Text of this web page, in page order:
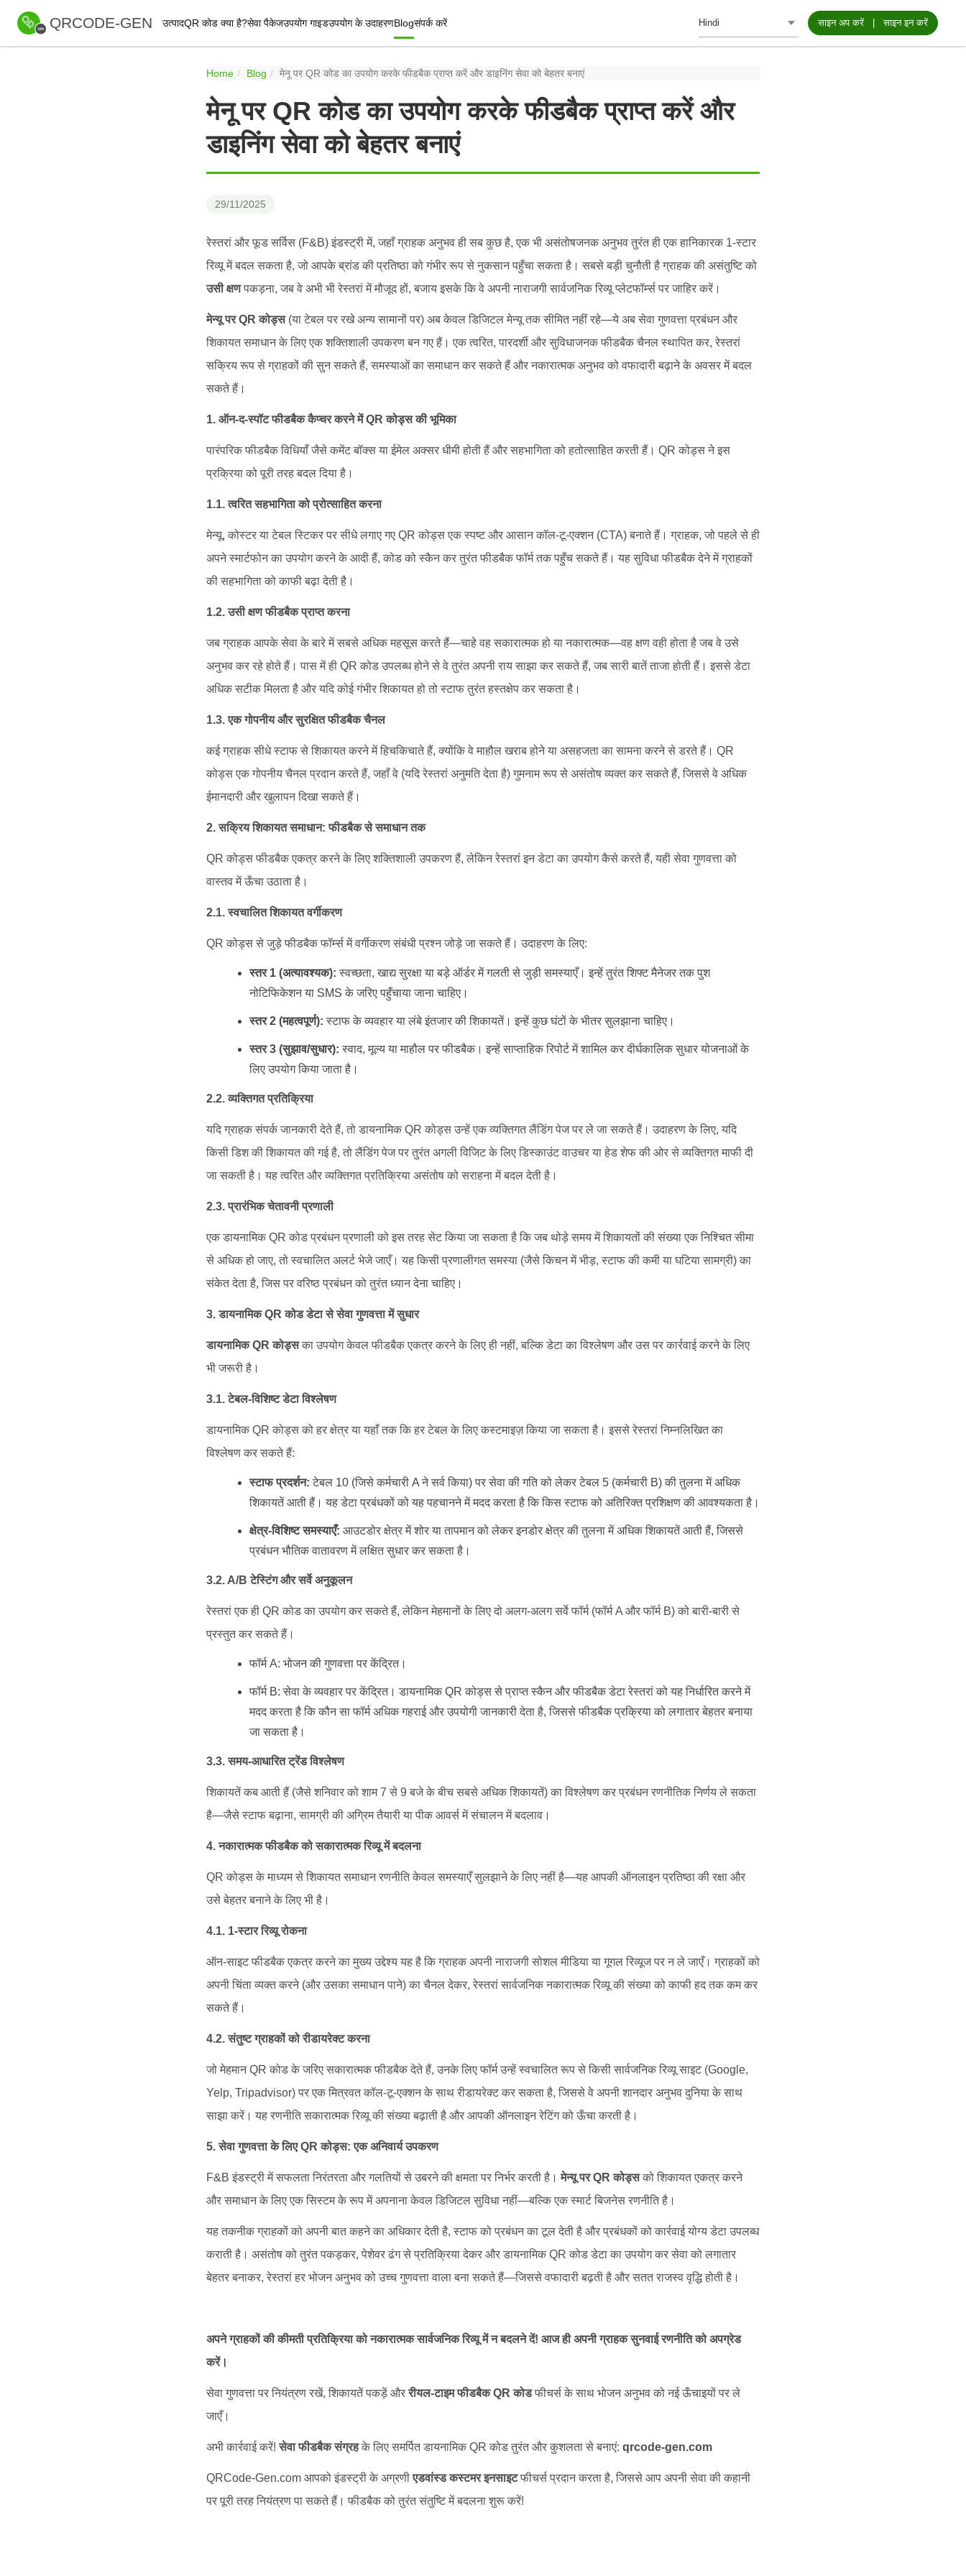
QRCODE-GEN उत्पादQR कोड क्या है?सेवा पैकेजउपयोग गाइडउपयोग के उदाहरणBlogसंपर्क करें साइन अप करें |साइन इन करें
Home Blog मेनू पर QR कोड का उपयोग करके फीडबैक प्राप्त करें और डाइनिंग सेवा को बेहतर बनाएं
मेनू पर QR कोड का उपयोग करके फीडबैक प्राप्त करें और
डाइनिंग सेवा को बेहतर बनाएं
29/11/2025
रेस्तरां और फूड सर्विस (F&B) इंडस्ट्री में, जहाँ ग्राहक अनुभव ही सब कुछ है, एक भी असंतोषजनक अनुभव तुरंत ही एक हानिकारक 1-स्टार
रिव्यू में बदल सकता है, जो आपके ब्रांड की प्रतिष्ठा को गंभीर रूप से नुकसान पहुँचा सकता है। सबसे बड़ी चुनौती है ग्राहक की असंतुष्टि को
उसी क्षणपकड़ना, जब वे अभी भी रेस्तरां में मौजूद हों, बजाय इसके कि वे अपनी नाराजगी सार्वजनिक रिव्यू प्लेटफॉर्म्स पर जाहिर करें।
मेन्यू पर QR कोड्स(या टेबल पर रखे अन्य सामानों पर) अब केवल डिजिटल मेन्यू तक सीमित नहीं रहे—ये अब सेवा गुणवत्ता प्रबंधन और
शिकायत समाधान के लिए एक शक्तिशाली उपकरण बन गए हैं। एक त्वरित, पारदर्शी और सुविधाजनक फीडबैक चैनल स्थापित कर, रेस्तरां
सक्रिय रूप से ग्राहकों की सुन सकते हैं, समस्याओं का समाधान कर सकते हैं और नकारात्मक अनुभव को वफादारी बढ़ाने के अवसर में बदल
सकते हैं।
1. ऑन-द-स्पॉट फीडबैक कैप्चर करने में QR कोड्स की भूमिका
पारंपरिक फीडबैक विधियाँ जैसे कमेंट बॉक्स या ईमेल अक्सर धीमी होती हैं और सहभागिता को हतोत्साहित करती हैं। QR कोड्स ने इस
प्रक्रिया को पूरी तरह बदल दिया है।
1.1. त्वरित सहभागिता को प्रोत्साहित करना
मेन्यू, कोस्टर या टेबल स्टिकर पर सीधे लगाए गए QR कोड्स एक स्पष्ट और आसान कॉल-टू-एक्शन (CTA) बनाते हैं। ग्राहक, जो पहले से ही
अपने स्मार्टफोन का उपयोग करने के आदी हैं, कोड को स्कैन कर तुरंत फीडबैक फॉर्म तक पहुँच सकते हैं। यह सुविधा फीडबैक देने में ग्राहकों
की सहभागिता को काफी बढ़ा देती है।
1.2. उसी क्षण फीडबैक प्राप्त करना
जब ग्राहक आपके सेवा के बारे में सबसे अधिक महसूस करते हैं—चाहे वह सकारात्मक हो या नकारात्मक—वह क्षण वही होता है जब वे उसे
अनुभव कर रहे होते हैं। पास में ही QR कोड उपलब्ध होने से वे तुरंत अपनी राय साझा कर सकते हैं, जब सारी बातें ताजा होती हैं। इससे डेटा
अधिक सटीक मिलता है और यदि कोई गंभीर शिकायत हो तो स्टाफ तुरंत हस्तक्षेप कर सकता है।
1.3. एक गोपनीय और सुरक्षित फीडबैक चैनल
कई ग्राहक सीधे स्टाफ से शिकायत करने में हिचकिचाते हैं, क्योंकि वे माहौल खराब होने या असहजता का सामना करने से डरते हैं। QR
कोड्स एक गोपनीय चैनल प्रदान करते हैं, जहाँ वे (यदि रेस्तरां अनुमति देता है) गुमनाम रूप से असंतोष व्यक्त कर सकते हैं, जिससे वे अधिक
ईमानदारी और खुलापन दिखा सकते हैं।
2. सक्रिय शिकायत समाधान: फीडबैक से समाधान तक
QR कोड्स फीडबैक एकत्र करने के लिए शक्तिशाली उपकरण हैं, लेकिन रेस्तरां इन डेटा का उपयोग कैसे करते हैं, यही सेवा गुणवत्ता को
वास्तव में ऊँचा उठाता है।
2.1. स्वचालित शिकायत वर्गीकरण
QR कोड्स से जुड़े फीडबैक फॉर्म्स में वर्गीकरण संबंधी प्रश्न जोड़े जा सकते हैं। उदाहरण के लिए:
स्तर 1 (अत्यावश्यक): स्वच्छता, खाद्य सुरक्षा या बड़े ऑर्डर में गलती से जुड़ी समस्याएँ। इन्हें तुरंत शिफ्ट मैनेजर तक पुश
नोटिफिकेशन या SMS के जरिए पहुँचाया जाना चाहिए।
स्तर 2 (महत्वपूर्ण): स्टाफ के व्यवहार या लंबे इंतजार की शिकायतें। इन्हें कुछ घंटों के भीतर सुलझाना चाहिए।
स्तर 3 (सुझाव/सुधार): स्वाद, मूल्य या माहौल पर फीडबैक। इन्हें साप्ताहिक रिपोर्ट में शामिल कर दीर्घकालिक सुधार योजनाओं के
लिए उपयोग किया जाता है।
2.2. व्यक्तिगत प्रतिक्रिया
यदि ग्राहक संपर्क जानकारी देते हैं, तो डायनामिक QR कोड्स उन्हें एक व्यक्तिगत लैंडिंग पेज पर ले जा सकते हैं। उदाहरण के लिए, यदि
किसी डिश की शिकायत की गई है, तो लैंडिंग पेज पर तुरंत अगली विजिट के लिए डिस्काउंट वाउचर या हेड शेफ की ओर से व्यक्तिगत माफी दी
जा सकती है। यह त्वरित और व्यक्तिगत प्रतिक्रिया असंतोष को सराहना में बदल देती है।
2.3. प्रारंभिक चेतावनी प्रणाली
एक डायनामिक QR कोड प्रबंधन प्रणाली को इस तरह सेट किया जा सकता है कि जब थोड़े समय में शिकायतों की संख्या एक निश्चित सीमा
से अधिक हो जाए, तो स्वचालित अलर्ट भेजे जाएँ। यह किसी प्रणालीगत समस्या (जैसे किचन में भीड़, स्टाफ की कमी या घटिया सामग्री) का
संकेत देता है, जिस पर वरिष्ठ प्रबंधन को तुरंत ध्यान देना चाहिए।
3. डायनामिक QR कोड डेटा से सेवा गुणवत्ता में सुधार
डायनामिक QR कोड्सका उपयोग केवल फीडबैक एकत्र करने के लिए ही नहीं, बल्कि डेटा का विश्लेषण और उस पर कार्रवाई करने के लिए
भी जरूरी है।
3.1. टेबल-विशिष्ट डेटा विश्लेषण
डायनामिक QR कोड्स को हर क्षेत्र या यहाँ तक कि हर टेबल के लिए कस्टमाइज़ किया जा सकता है। इससे रेस्तरां निम्नलिखित का
विश्लेषण कर सकते हैं:
स्टाफ प्रदर्शन: टेबल 10 (जिसे कर्मचारी A ने सर्व किया) पर सेवा की गति को लेकर टेबल 5 (कर्मचारी B) की तुलना में अधिक
शिकायतें आती हैं। यह डेटा प्रबंधकों को यह पहचानने में मदद करता है कि किस स्टाफ को अतिरिक्त प्रशिक्षण की आवश्यकता है।
क्षेत्र-विशिष्ट समस्याएँ: आउटडोर क्षेत्र में शोर या तापमान को लेकर इनडोर क्षेत्र की तुलना में अधिक शिकायतें आती हैं, जिससे
प्रबंधन भौतिक वातावरण में लक्षित सुधार कर सकता है।
3.2. A/B टेस्टिंग और सर्वे अनुकूलन
रेस्तरां एक ही QR कोड का उपयोग कर सकते हैं, लेकिन मेहमानों के लिए दो अलग-अलग सर्वे फॉर्म (फॉर्म A और फॉर्म B) को बारी-बारी से
प्रस्तुत कर सकते हैं।
फॉर्म A: भोजन की गुणवत्ता पर केंद्रित।
फॉर्म B: सेवा के व्यवहार पर केंद्रित। डायनामिक QR कोड्स से प्राप्त स्कैन और फीडबैक डेटा रेस्तरां को यह निर्धारित करने में
मदद करता है कि कौन सा फॉर्म अधिक गहराई और उपयोगी जानकारी देता है, जिससे फीडबैक प्रक्रिया को लगातार बेहतर बनाया
जा सकता है।
3.3. समय-आधारित ट्रेंड विश्लेषण
शिकायतें कब आती हैं (जैसे शनिवार को शाम 7 से 9 बजे के बीच सबसे अधिक शिकायतें) का विश्लेषण कर प्रबंधन रणनीतिक निर्णय ले सकता
है—जैसे स्टाफ बढ़ाना, सामग्री की अग्रिम तैयारी या पीक आवर्स में संचालन में बदलाव।
4. नकारात्मक फीडबैक को सकारात्मक रिव्यू में बदलना
QR कोड्स के माध्यम से शिकायत समाधान रणनीति केवल समस्याएँ सुलझाने के लिए नहीं है—यह आपकी ऑनलाइन प्रतिष्ठा की रक्षा और
उसे बेहतर बनाने के लिए भी है।
4.1. 1-स्टार रिव्यू रोकना
ऑन-साइट फीडबैक एकत्र करने का मुख्य उद्देश्य यह है कि ग्राहक अपनी नाराजगी सोशल मीडिया या गूगल रिव्यूज पर न ले जाएँ। ग्राहकों को
अपनी चिंता व्यक्त करने (और उसका समाधान पाने) का चैनल देकर, रेस्तरां सार्वजनिक नकारात्मक रिव्यू की संख्या को काफी हद तक कम कर
सकते हैं।
4.2. संतुष्ट ग्राहकों को रीडायरेक्ट करना
जो मेहमान QR कोड के जरिए सकारात्मक फीडबैक देते हैं, उनके लिए फॉर्म उन्हें स्वचालित रूप से किसी सार्वजनिक रिव्यू साइट (Google,
Yelp, Tripadvisor) पर एक मित्रवत कॉल-टू-एक्शन के साथ रीडायरेक्ट कर सकता है, जिससे वे अपनी शानदार अनुभव दुनिया के साथ
साझा करें। यह रणनीति सकारात्मक रिव्यू की संख्या बढ़ाती है और आपकी ऑनलाइन रेटिंग को ऊँचा करती है।
5. सेवा गुणवत्ता के लिए QR कोड्स: एक अनिवार्य उपकरण
F&B इंडस्ट्री में सफलता निरंतरता और गलतियों से उबरने की क्षमता पर निर्भर करती है।मेन्यू पर QR कोड्सको शिकायत एकत्र करने
और समाधान के लिए एक सिस्टम के रूप में अपनाना केवल डिजिटल सुविधा नहीं—बल्कि एक स्मार्ट बिजनेस रणनीति है।
यह तकनीक ग्राहकों को अपनी बात कहने का अधिकार देती है, स्टाफ को प्रबंधन का टूल देती है और प्रबंधकों को कार्रवाई योग्य डेटा उपलब्ध
कराती है। असंतोष को तुरंत पकड़कर, पेशेवर ढंग से प्रतिक्रिया देकर और डायनामिक QR कोड डेटा का उपयोग कर सेवा को लगातार
बेहतर बनाकर, रेस्तरां हर भोजन अनुभव को उच्च गुणवत्ता वाला बना सकते हैं—जिससे वफादारी बढ़ती है और सतत राजस्व वृद्धि होती है।
अपने ग्राहकों की कीमती प्रतिक्रिया को नकारात्मक सार्वजनिक रिव्यू में न बदलने दें! आज ही अपनी ग्राहक सुनवाई रणनीति को अपग्रेड
करें।
सेवा गुणवत्ता पर नियंत्रण रखें, शिकायतें पकड़ें औररीयल-टाइम फीडबैक QR कोडफीचर्स के साथ भोजन अनुभव को नई ऊँचाइयों पर ले
जाएँ।
अभी कार्रवाई करें!सेवा फीडबैक संग्रहके लिए समर्पित डायनामिक QR कोड तुरंत और कुशलता से बनाएं: qrcode-gen.com
QRCode-Gen.com आपको इंडस्ट्री के अग्रणीएडवांस्ड कस्टमर इनसाइटफीचर्स प्रदान करता है, जिससे आप अपनी सेवा की कहानी
पर पूरी तरह नियंत्रण पा सकते हैं। फीडबैक को तुरंत संतुष्टि में बदलना शुरू करें!